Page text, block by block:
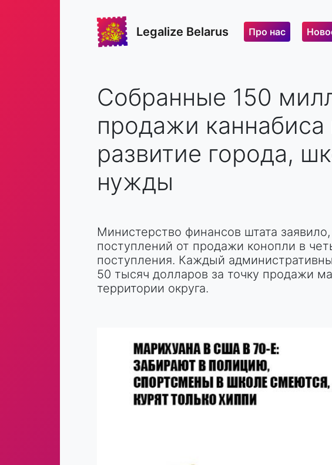
Legalize Belarus Про нас
Собранные 150
продажи каннабиса
развитие города,
нужды
Министерство финансов штата
поступлений от продажи конопли в
поступления. Каждый
50 тысяч долларов за точку продажи
территории округа.